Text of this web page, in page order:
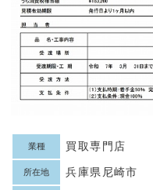
業種 買取専門店
所在地 兵庫県尼崎市